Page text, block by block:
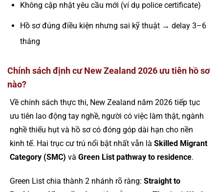
Không cập nhật yêu cầu mới (ví dụ police certificate)
Hồ sơ đúng điều kiện nhưng sai kỹ thuật → delay 3–6
tháng
Chính sách định cư New Zealand 2026 ưu tiên hồ sơ
nào?
Về chính sách thực thi, New Zealand năm 2026 tiếp tục
ưu tiên lao động tay nghề, người có việc làm thật, ngành
nghề thiếu hụt và hồ sơ có đóng góp dài hạn cho nền
kinh tế. Hai trục cư trú nổi bật nhất vẫn là Skilled Migrant
Category (SMC) và Green List pathway to residence.
Green List chia thành 2 nhánh rõ ràng: Straight to